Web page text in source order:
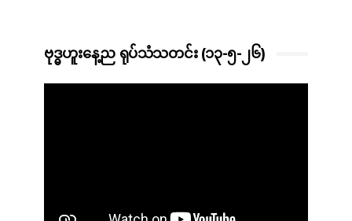
ဗုဒ္ဓဟူးနေ့ည ရုပ်သံသတင်း (၁၃-၅-၂၆)